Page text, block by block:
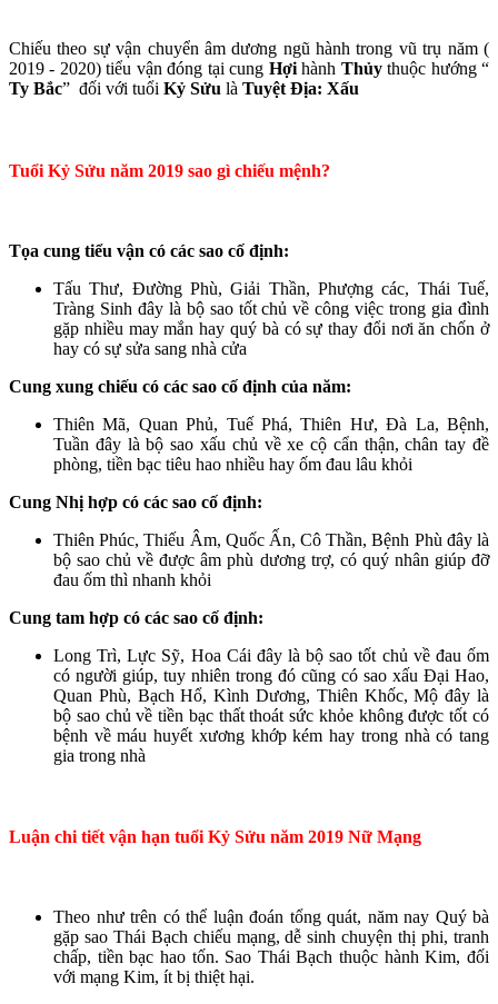
Chiếu theo sự vận chuyển âm dương ngũ hành trong vũ trụ năm (
2019 - 2020) tiểu vận đóng tại cung Hợihành Thủythuộc hướng “
Ty Bắc” đối với tuổi Kỷ Sửu là Tuyệt Địa: Xấu
Tuổi Kỷ Sửu năm 2019 sao gì chiếu mệnh?
Tọa cung tiểu vận có các sao cố định:
Tấu Thư, Đường Phù, Giải Thần, Phượng các, Thái Tuế,
Tràng Sinh đây là bộ sao tốt chủ về công việc trong gia đình
gặp nhiều may mắn hay quý bà có sự thay đổi nơi ăn chốn ở
hay có sự sửa sang nhà cửa
Cung xung chiếu có các sao cố định của năm:
Thiên Mã, Quan Phủ, Tuế Phá, Thiên Hư, Đà La, Bệnh,
Tuần đây là bộ sao xấu chủ về xe cộ cẩn thận, chân tay đề
phòng, tiền bạc tiêu hao nhiều hay ốm đau lâu khỏi
Cung Nhị hợp có các sao cố định:
Thiên Phúc, Thiếu Âm, Quốc Ấn, Cô Thần, Bệnh Phù đây là
bộ sao chủ về được âm phù dương trợ, có quý nhân giúp đỡ
đau ốm thì nhanh khỏi
Cung tam hợp có các sao cố định:
Long Trì, Lực Sỹ, Hoa Cái đây là bộ sao tốt chủ về đau ốm
có người giúp, tuy nhiên trong đó cũng có sao xấu Đại Hao,
Quan Phù, Bạch Hổ, Kình Dương, Thiên Khốc, Mộ đây là
bộ sao chủ về tiền bạc thất thoát sức khỏe không được tốt có
bệnh về máu huyết xương khớp kém hay trong nhà có tang
gia trong nhà
Luận chi tiết vận hạn tuổi Kỷ Sửu năm 2019 Nữ Mạng
Theo như trên có thể luận đoán tổng quát, năm nay Quý bà
gặp sao Thái Bạch chiếu mạng, dễ sinh chuyện thị phi, tranh
chấp, tiền bạc hao tốn. Sao Thái Bạch thuộc hành Kim, đối
với mạng Kim, ít bị thiệt hại.